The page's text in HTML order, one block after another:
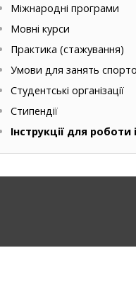
Міжнародні програми
Мовні курси
Практика (стажування)
Умови для занять
Студентські організації
Стипендії
Інструкції для